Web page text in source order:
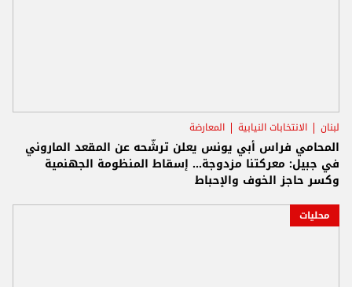
لبنان الانتخابات النيابية المعارضة
المحامي فراس أبي يونس يعلن ترشّحه عن المقعد الماروني
في جبيل: معركتنا مزدوجة... إسقاط المنظومة الجهنمية
وكسر حاجز الخوف والإحباط
محليات